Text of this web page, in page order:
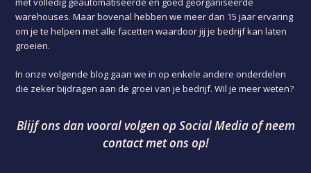
warehouses. Maar bovenal hebben we meer dan 15 jaar ervaring
om je te helpen met alle facetten waardoor jij je bedrijf kan laten
groeien.
In onze volgende blog gaan we in op enkele andere onderdelen
die zeker bijdragen aan de groei van je bedrijf. Wil je meer weten?
Blijf ons dan vooral volgen op Social Media of neem
contact met ons op!